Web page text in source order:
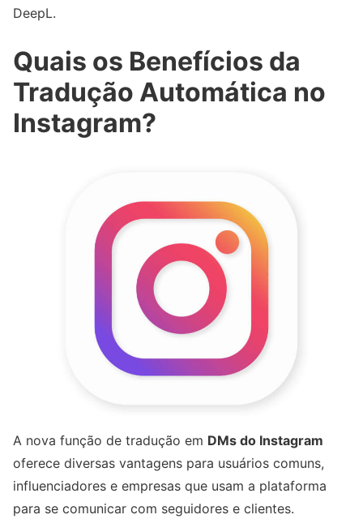
DeepL.
Quais os Benefícios da
Tradução Automática no
Instagram?
A nova função de tradução em DMs do Instagram
oferece diversas vantagens para usuários comuns,
influenciadores e empresas que usam a plataforma
para se comunicar com seguidores e clientes.